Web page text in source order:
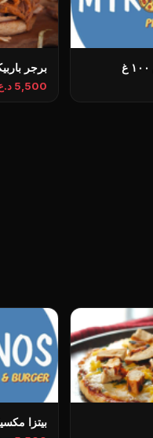
برجر باربیکیو
5,500 د.ع
بيتزا